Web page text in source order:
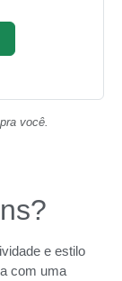
você.
e estilo
com uma